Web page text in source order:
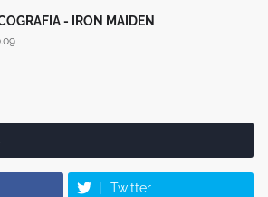
- IRON MAIDEN
Twitter